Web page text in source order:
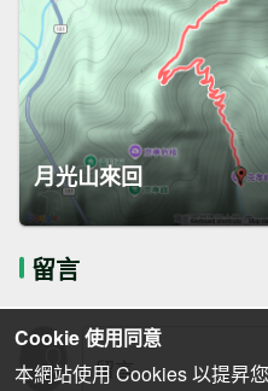
月光山來回
留言
Cookie 使用同意
本網站使用 Cookies 以提昇